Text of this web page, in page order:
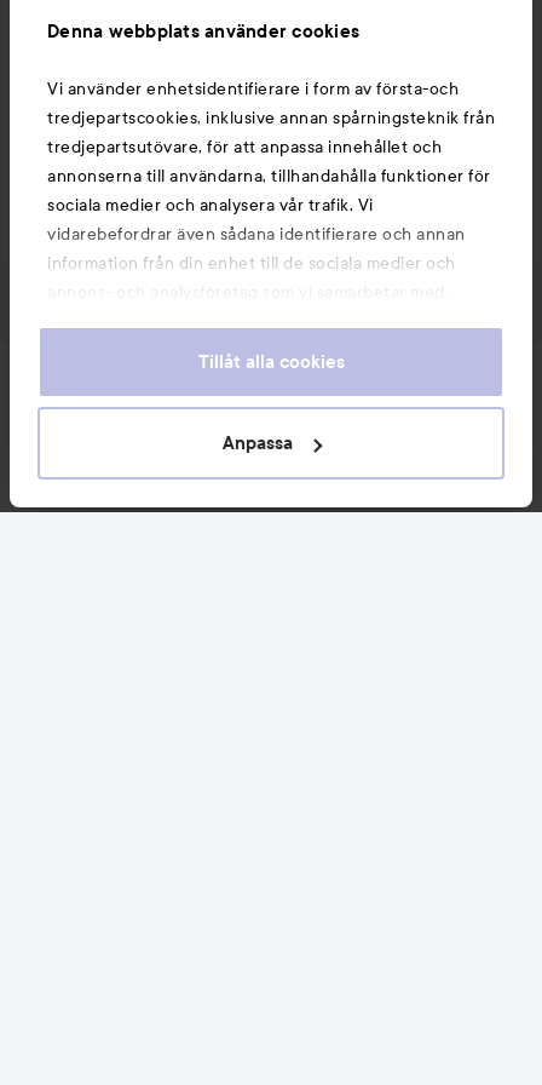
Denna webbplats använder cookies
Vi använder enhetsidentifierare i form av första-och
tredjepartscookies, inklusive annan spårningsteknik från
tredjepartsutövare, för att anpassa innehållet och
annonserna till användarna, tillhandahålla funktioner för
sociala medier och analysera vår trafik. Vi
vidarebefordrar även sådana identifierare och annan
information från din enhet till de sociala medier och
annons- och analysföretag som vi samarbetar med.
information som du har tillhandahållit eller som de har
våra cookies vid fortsatt användande av vår webbplats.
För information om hur du kan ändra inställningarna för
Tillåt alla cookies
Anpassa
Gilla Kommentera
Logga in för att lämna en kommentar